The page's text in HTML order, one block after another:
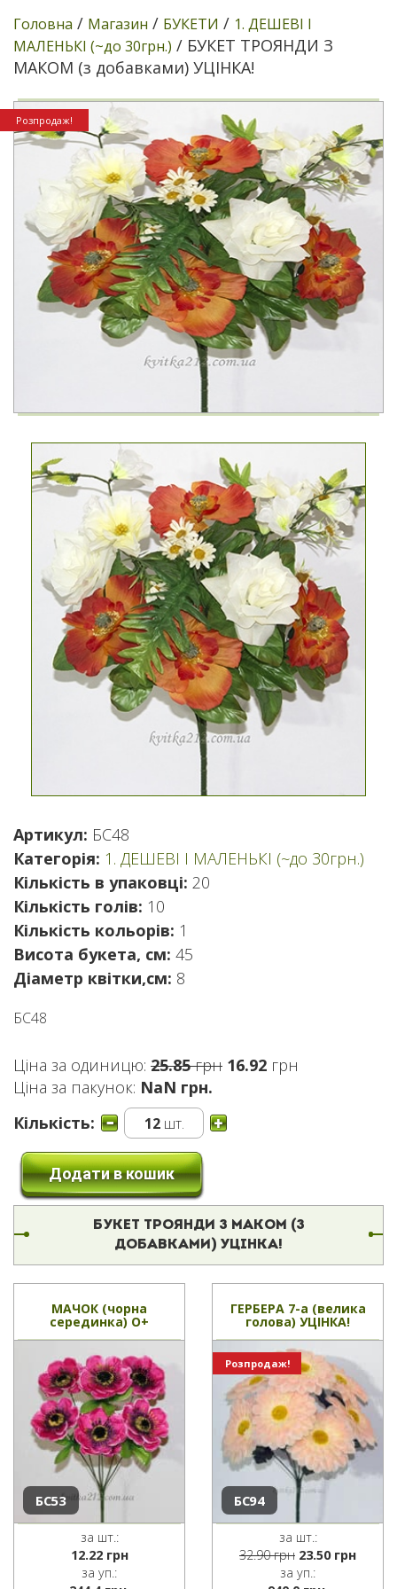
Головна / Магазин / БУКЕТИ / 1. ДЕШЕВІ І
МАЛЕНЬКІ (~до 30грн.) / БУКЕТ ТРОЯНДИ З
МАКОМ (з добавками) УЦІНКА!
Розпродаж!
Артикул: БС48
Категорія: 1. ДЕШЕВІ І МАЛЕНЬКІ (~до 30грн.)
Кількість в упаковці: 20
Кількість голів: 10
Кількість кольорів: 1
Висота букета, см: 45
Діаметр квітки,см: 8
БС48
Ціна за одиницю: 25.85грн Оригінальна
16.92 грн
Ціна за пакунок: NaN грн.
Кількість:
12шт.
Додати в кошик
БУКЕТ ТРОЯНДИ З МАКОМ (З
ДОБАВКАМИ) УЦІНКА!
МАЧОК (чорна
серединка) О+
БС53
за шт.:
12.22 грн
за уп.:
ГЕРБЕРА 7-а (велика
голова) УЦІНКА!
Розпродаж!
БС94
за шт.:
32.90грн Оригінальна
ціна:
23.50 грн
за уп.: